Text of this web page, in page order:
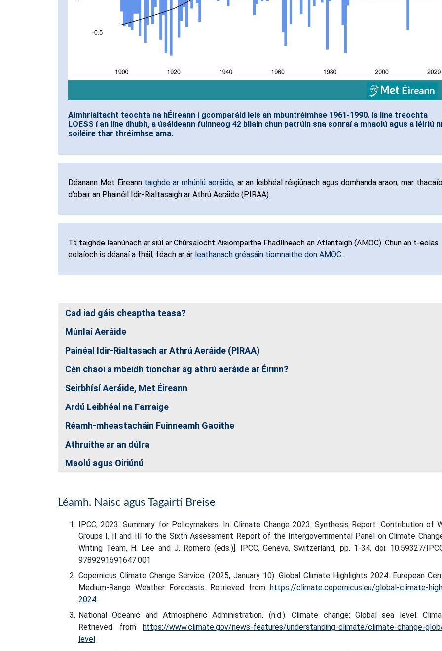
Aimhrialtacht teochta na hÉireann i gcomparáid leis an mbuntréimhse 1961-1990. Is líne treochta
LOESS í an líne dhubh, a úsáideann fuinneog 42 bliain chun patrúin sna sonraí a mhaolú agus a léiriú
soiléire thar thréimhse ama.
Déanann Met Éireanntaighde ar mhúnlú aeráide, ar an leibhéal réigiúnach agus domhanda araon, mar
d’obair an Phainéil Idir-Rialtasaigh ar Athrú Aeráide (PIRAA).
Tá taighde leanúnach ar siúl ar Chúrsaíocht Aisiompaithe Fhadlíneach an Atlantaigh (AMOC). Chun an t-eolas
eolaíoch is déanaí a fháil, féach ar ár leathanach gréasáin tiomnaithe don AMOC..
Cad iad gáis cheaptha teasa?
Múnlaí Aeráide
Painéal Idir-Rialtasach ar Athrú Aeráide (PIRAA)
Cén chaoi a mbeidh tionchar ag athrú aeráide ar Éirinn?
Seirbhísí Aeráide, Met Éireann
Ardú Leibhéal na Farraige
Réamh-mheastacháin Fuinneamh Gaoithe
Athruithe ar an dúlra
Maolú agus Oiriúnú
Léamh, Naisc agus Tagairtí Breise
IPCC, 2023: Summary for Policymakers. In: Climate Change 2023: Synthesis Report. Contribution of
Groups I, II and III to the Sixth Assessment Report of the Intergovernmental Panel on Climate
Writing Team, H. Lee and J. Romero (eds.)]. IPCC, Geneva, Switzerland, pp. 1-34, doi: 10.59327/
9789291691647.001
Copernicus Climate Change Service. (2025, January 10). Global Climate Highlights 2024. European
Medium-Range Weather Forecasts. Retrieved from https://climate.copernicus.eu/global-climate-
2024
National Oceanic and Atmospheric Administration. (n.d.). Climate change: Global sea level.
Retrieved from https://www.climate.gov/news-features/understanding-climate/climate-change-
level